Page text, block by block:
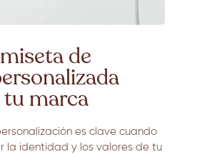
de
tu marca
es clave cuando
la identidad y los valores de tu